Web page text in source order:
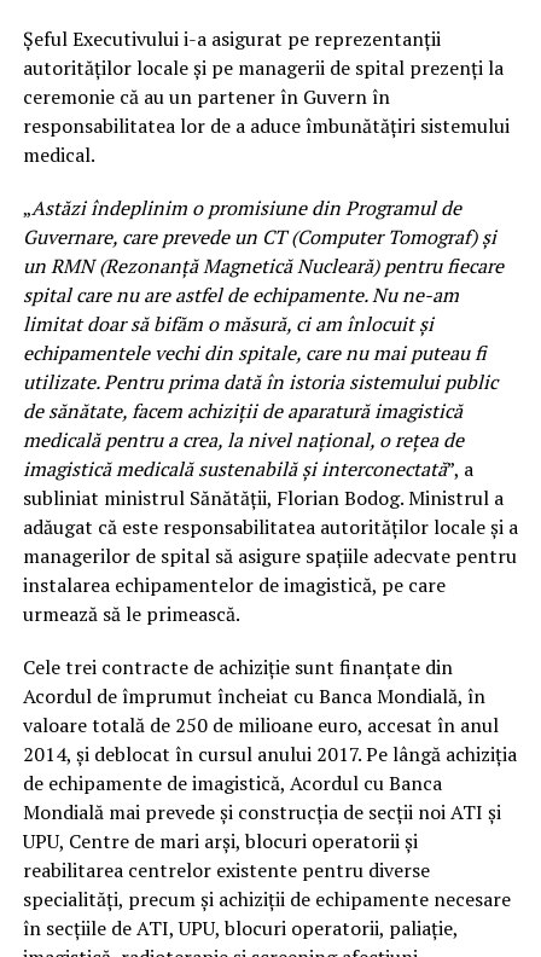
Șeful Executivului i-a asigurat pe reprezentanții
autorităților locale și pe managerii de spital prezenți la
ceremonie că au un partener în Guvern în
responsabilitatea lor de a aduce îmbunătățiri sistemului
medical.
„Astăzi îndeplinim o promisiune din Programul de
Guvernare, care prevede un CT (Computer Tomograf) și
un RMN (Rezonanță Magnetică Nucleară) pentru fiecare
spital care nu are astfel de echipamente. Nu ne-am
limitat doar să bifăm o măsură, ci am înlocuit și
echipamentele vechi din spitale, care nu mai puteau fi
utilizate. Pentru prima dată în istoria sistemului public
de sănătate, facem achiziții de aparatură imagistică
medicală pentru a crea, la nivel național, o rețea de
imagistică medicală sustenabilă și interconectată”, a
subliniat ministrul Sănătății, Florian Bodog. Ministrul a
adăugat că este responsabilitatea autorităților locale și a
managerilor de spital să asigure spațiile adecvate pentru
instalarea echipamentelor de imagistică, pe care
urmează să le primească.
Cele trei contracte de achiziție sunt finanțate din
Acordul de împrumut încheiat cu Banca Mondială, în
valoare totală de 250 de milioane euro, accesat în anul
2014, și deblocat în cursul anului 2017. Pe lângă achiziția
de echipamente de imagistică, Acordul cu Banca
Mondială mai prevede și construcția de secții noi ATI și
UPU, Centre de mari arși, blocuri operatorii și
reabilitarea centrelor existente pentru diverse
specialități, precum și achiziții de echipamente necesare
în secțiile de ATI, UPU, blocuri operatorii, paliație,